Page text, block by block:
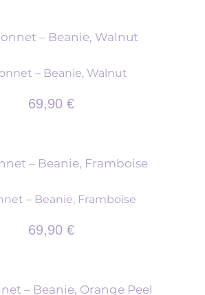
– Beanie, Walnut
69,90 €
– Beanie, Framboise
69,90 €